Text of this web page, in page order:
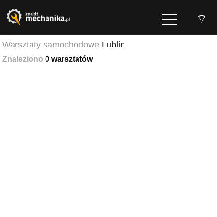
Warsztaty samochodowe Lublin
Znaleziono 0 warsztatów